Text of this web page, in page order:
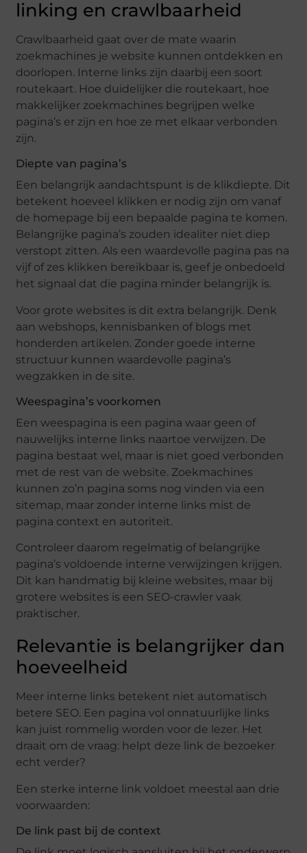
linking en crawlbaarheid
Crawlbaarheid gaat over de mate waarin
zoekmachines je website kunnen ontdekken en
doorlopen. Interne links zijn daarbij een soort
routekaart. Hoe duidelijker die routekaart, hoe
makkelijker zoekmachines begrijpen welke
pagina’s er zijn en hoe ze met elkaar verbonden
zijn.
Diepte van pagina’s
Een belangrijk aandachtspunt is de klikdiepte. Dit
betekent hoeveel klikken er nodig zijn om vanaf
de homepage bij een bepaalde pagina te komen.
Belangrijke pagina’s zouden idealiter niet diep
verstopt zitten. Als een waardevolle pagina pas na
vijf of zes klikken bereikbaar is, geef je onbedoeld
het signaal dat die pagina minder belangrijk is.
Voor grote websites is dit extra belangrijk. Denk
aan webshops, kennisbanken of blogs met
honderden artikelen. Zonder goede interne
structuur kunnen waardevolle pagina’s
wegzakken in de site.
Weespagina’s voorkomen
Een weespagina is een pagina waar geen of
nauwelijks interne links naartoe verwijzen. De
pagina bestaat wel, maar is niet goed verbonden
met de rest van de website. Zoekmachines
kunnen zo’n pagina soms nog vinden via een
sitemap, maar zonder interne links mist de
pagina context en autoriteit.
Controleer daarom regelmatig of belangrijke
pagina’s voldoende interne verwijzingen krijgen.
Dit kan handmatig bij kleine websites, maar bij
grotere websites is een SEO-crawler vaak
praktischer.
Relevantie is belangrijker dan
hoeveelheid
Meer interne links betekent niet automatisch
betere SEO. Een pagina vol onnatuurlijke links
kan juist rommelig worden voor de lezer. Het
draait om de vraag: helpt deze link de bezoeker
echt verder?
Een sterke interne link voldoet meestal aan drie
voorwaarden:
De link past bij de context